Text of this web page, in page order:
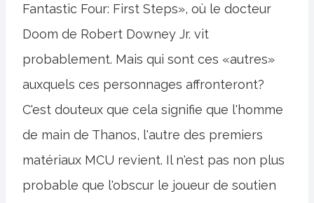
Fantastic Four: First Steps», où le docteur
Doom de Robert Downey Jr. vit
probablement. Mais qui sont ces «autres»
auxquels ces personnages affronteront?
C'est douteux que cela signifie que l'homme
de main de Thanos, l'autre des premiers
matériaux MCU revient. Il n'est pas non plus
probable que l'obscur le joueur de soutien